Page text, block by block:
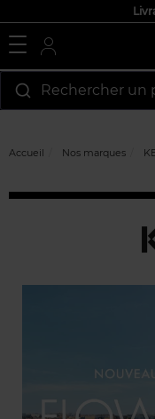
Rechercher un
Accueil Nos marques